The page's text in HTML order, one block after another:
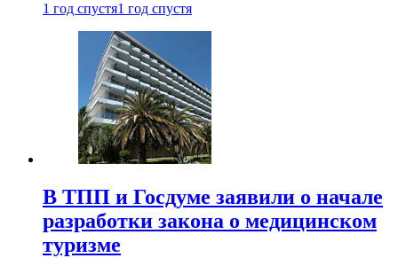
1 год спустя1 год спустя
В ТПП и Госдуме заявили о начале
разработки закона о медицинском
туризме